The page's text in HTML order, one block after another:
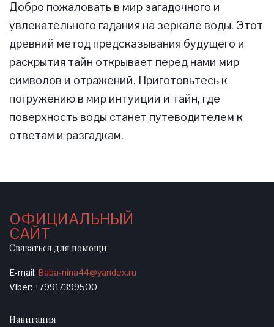
Добро пожаловать в мир загадочного и
увлекательного гадания на зеркале воды. Этот
древний метод предсказывания будущего и
раскрытия тайн открывает перед нами мир
символов и отражений. Приготовьтесь к
погружению в мир интуиции и тайн, где
поверхность воды станет путеводителем к
ответам и разгадкам.
ОФИЦИАЛЬНЫЙ
САЙТ
Связаться для помощи
E-mail: Baba-nina44@yandex.ru
Viber: +79917399500
Навигация